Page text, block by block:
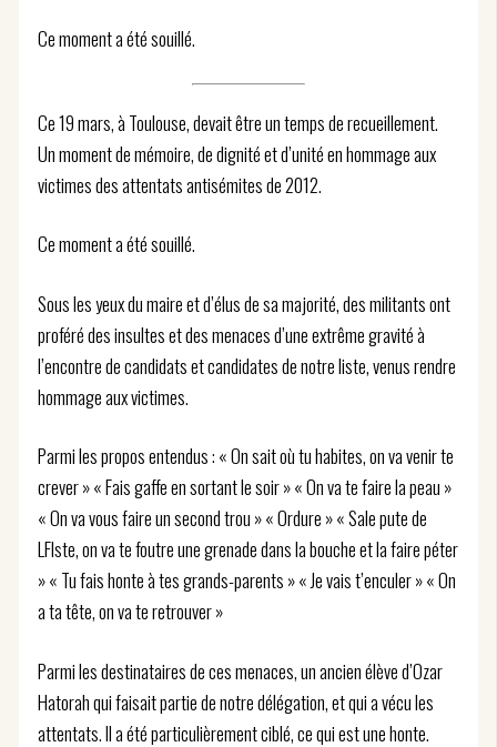
Ce moment a été souillé.
Ce 19 mars, à Toulouse, devait être un temps de recueillement.
Un moment de mémoire, de dignité et d’unité en hommage aux
victimes des attentats antisémites de 2012.
Ce moment a été souillé.
Sous les yeux du maire et d’élus de sa majorité, des militants ont
proféré des insultes et des menaces d’une extrême gravité à
l’encontre de candidats et candidates de notre liste, venus rendre
hommage aux victimes.
Parmi les propos entendus : « On sait où tu habites, on va venir te
crever » « Fais gaffe en sortant le soir » « On va te faire la peau »
« On va vous faire un second trou » « Ordure » « Sale pute de
LFIste, on va te foutre une grenade dans la bouche et la faire péter
» « Tu fais honte à tes grands-parents » « Je vais t’enculer » « On
a ta tête, on va te retrouver »
Parmi les destinataires de ces menaces, un ancien élève d’Ozar
Hatorah qui faisait partie de notre délégation, et qui a vécu les
attentats. Il a été particulièrement ciblé, ce qui est une honte.